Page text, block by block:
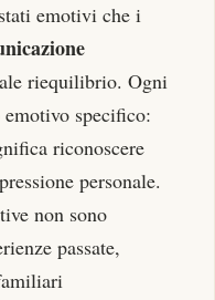
emotivi che i
riequilibrio. Ogni
specifico:
riconoscere
personale.
non sono
passate,